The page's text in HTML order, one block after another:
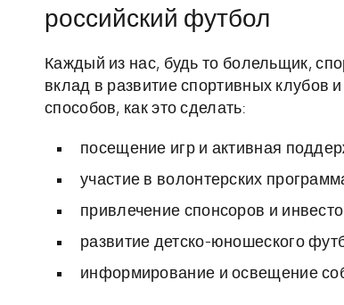
российский футбол
Каждый из нас, будь то болельщик,
вклад в развитие спортивных клубов
способов, как это сделать:
посещение игр и активная
участие в волонтерских
привлечение спонсоров и
развитие детско-юношеского
информирование и освещение